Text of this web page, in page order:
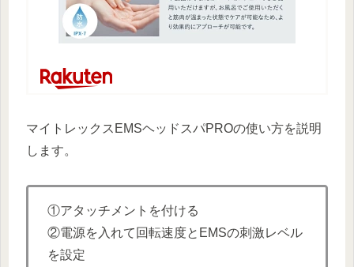
マイトレックスEMSヘッドスパPROの使い方を説明
します。
①アタッチメントを付ける
②電源を入れて回転速度とEMSの刺激レベル
を設定